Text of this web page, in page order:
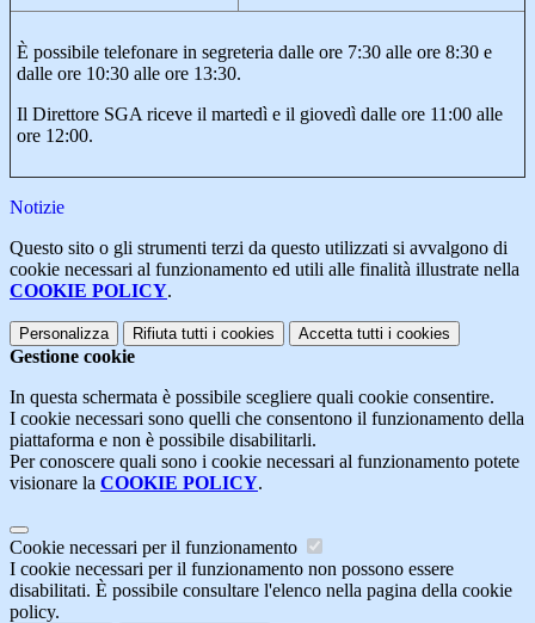
È possibile telefonare in segreteria dalle ore 7:30 alle ore 8:30 e
dalle ore 10:30 alle ore 13:30.
Il Direttore SGA riceve il martedì e il giovedì dalle ore 11:00 alle
ore 12:00.
Notizie
Questo sito o gli strumenti terzi da questo utilizzati si avvalgono di
cookie necessari al funzionamento ed utili alle finalità illustrate nella
COOKIE POLICY.
Personalizza Rifiuta tutti i cookies Accetta tutti i cookies
Gestione cookie
In questa schermata è possibile scegliere quali cookie consentire.
I cookie necessari sono quelli che consentono il funzionamento della
piattaforma e non è possibile disabilitarli.
Per conoscere quali sono i cookie necessari al funzionamento potete
visionare la COOKIE POLICY.
Cookie necessari per il funzionamento
I cookie necessari per il funzionamento non possono essere
disabilitati. È possibile consultare l'elenco nella pagina della cookie
policy.